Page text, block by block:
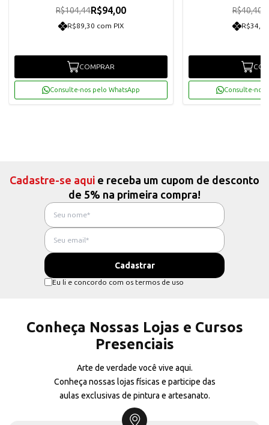
R$104,44R$94,00
R$89,30 com PIX
COMPRAR
Consulte-nos pelo WhatsApp
R$40,40
Consulte-nos
Cadastre-se aqui e receba um cupom de desconto
de 5% na primeira compra!
Eu li e concordo com os termos de uso
Conheça Nossas Lojas e Cursos
Presenciais
Arte de verdade você vive aqui.
Conheça nossas lojas físicas e participe das
aulas exclusivas de pintura e artesanato.